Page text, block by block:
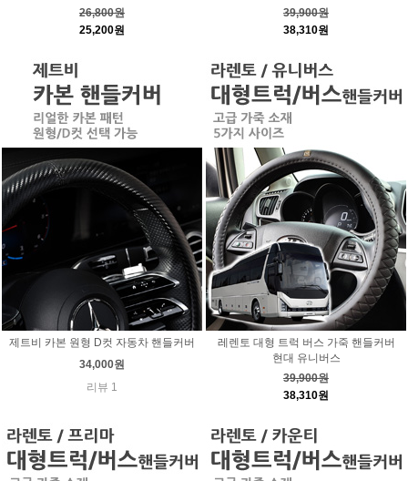
26,800원
25,200원
39,900원
38,310원
제트비 카본 원형 D컷 자동차 핸들커버
34,000원
리뷰 1
레렌토 대형 트럭 버스 가죽 핸들커버
현대 유니버스
39,900원
38,310원